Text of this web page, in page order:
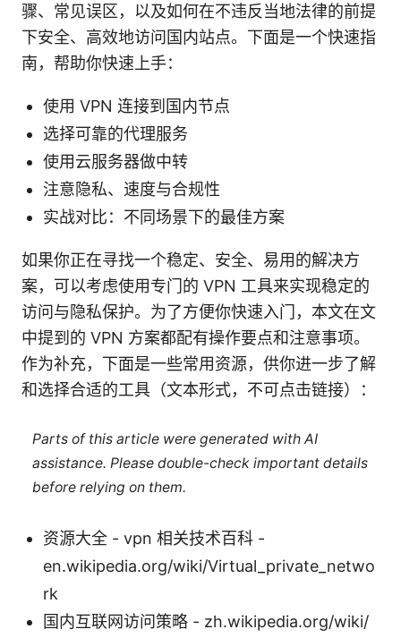
骤、常见误区，以及如何在不违反当地法律的前提
下安全、高效地访问国内站点。下面是一个快速指
南，帮助你快速上手：
使用 VPN 连接到国内节点
选择可靠的代理服务
使用云服务器做中转
注意隐私、速度与合规性
实战对比：不同场景下的最佳方案
如果你正在寻找一个稳定、安全、易用的解决方
案，可以考虑使用专门的 VPN 工具来实现稳定的
访问与隐私保护。为了方便你快速入门，本文在文
中提到的 VPN 方案都配有操作要点和注意事项。
作为补充，下面是一些常用资源，供你进一步了解
和选择合适的工具（文本形式，不可点击链接）：
Parts of this article were generated with AI
assistance. Please double-check important details
before relying on them.
资源大全 - vpn 相关技术百科 -
en.wikipedia.org/wiki/Virtual_private_netwo
rk
国内互联网访问策略 - zh.wikipedia.org/wiki/